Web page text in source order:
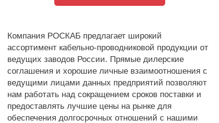
Компания РОСКАБ предлагает широкий
ассортимент кабельно-проводниковой продукции от
ведущих заводов России. Прямые дилерские
соглашения и хорошие личные взаимоотношения с
ведущими лицами данных предприятий позволяют
нам работать над сокращением сроков поставки и
предоставлять лучшие цены на рынке для
обеспечения долгосрочных отношений с нашими